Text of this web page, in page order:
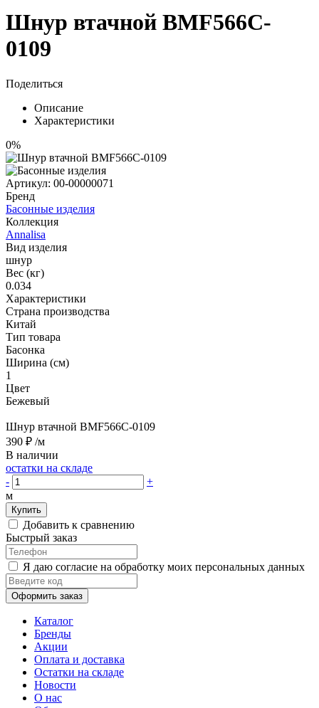
Шнур втачной BMF566C-
0109
Поделиться
Описание
Характеристики
0%
Артикул: 00-00000071
Бренд
Басонные изделия
Коллекция
Annalisa
Вид изделия
шнур
Вес (кг)
0.034
Характеристики
Страна производства
Китай
Тип товара
Басонка
Ширина (см)
1
Цвет
Бежевый
Шнур втачной BMF566C-0109
390 ₽ /м
В наличии
остатки на складе
-
+
м
Купить
Добавить к сравнению
Быстрый заказ
Я даю согласие на обработку моих персональных данных
Оформить заказ
Каталог
Бренды
Акции
Оплата и доставка
Остатки на складе
Новости
О нас